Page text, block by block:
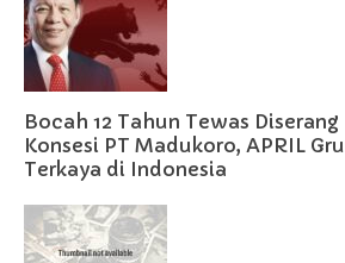
Bocah 12 Tahun Tewas
Konsesi PT Madukoro, APRIL
Terkaya di Indonesia